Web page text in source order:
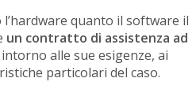
quanto il software il
un contratto di assistenza ad
alle sue esigenze, ai
particolari del caso.